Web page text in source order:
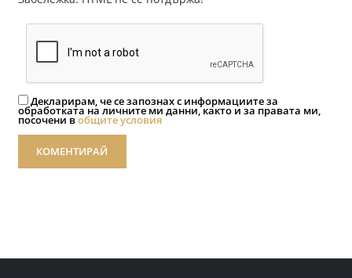
Декларирам, че се запознах с информациите за
обработката на личните ми данни, както и за правата ми,
посочени вобщите условия
КОМЕНТИРАЙ